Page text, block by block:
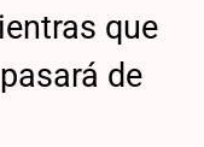
que
de